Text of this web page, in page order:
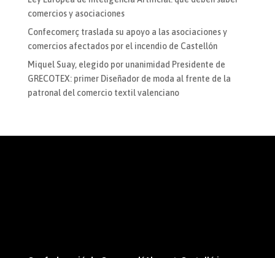
comercios y asociaciones
Confecomerç traslada su apoyo a las asociaciones y
comercios afectados por el incendio de Castellón
Miquel Suay, elegido por unanimidad Presidente de
GRECOTEX: primer Diseñador de moda al frente de la
patronal del comercio textil valenciano